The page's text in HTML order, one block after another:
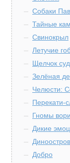
Собаки
Тайные
Свинокрыл
Летучие
Щелчок
Зелёная
Челюсти:
Перекати-
Гномы
Дикие
Диноостров
Добро